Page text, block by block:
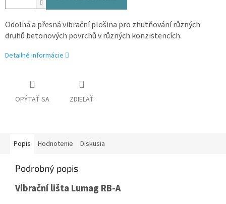
Odolná a přesná vibrační plošina pro zhutňování různých
druhů betonových povrchů v různých konzistencích.
Detailné informácie
OPÝTAŤ SA ZDIEĽAŤ
Popis Hodnotenie Diskusia
Podrobný popis
Vibrační lišta Lumag RB-A